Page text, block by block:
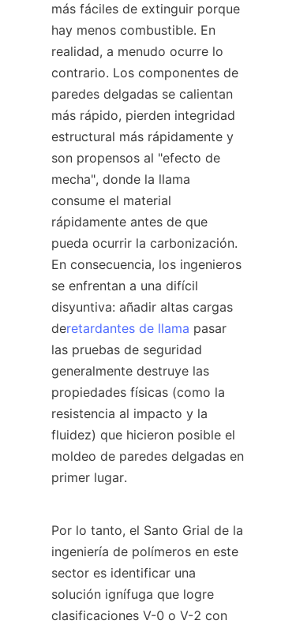
más fáciles de extinguir porque
hay menos combustible. En
realidad, a menudo ocurre lo
contrario. Los componentes de
paredes delgadas se calientan
más rápido, pierden integridad
estructural más rápidamente y
son propensos al "efecto de
mecha", donde la llama
consume el material
rápidamente antes de que
pueda ocurrir la carbonización.
En consecuencia, los ingenieros
se enfrentan a una difícil
disyuntiva: añadir altas cargas
deretardantes de llama pasar
las pruebas de seguridad
generalmente destruye las
propiedades físicas (como la
resistencia al impacto y la
fluidez) que hicieron posible el
moldeo de paredes delgadas en
primer lugar.
Por lo tanto, el Santo Grial de la
ingeniería de polímeros en este
sector es identificar una
solución ignífuga que logre
clasificaciones V-0 o V-2 con